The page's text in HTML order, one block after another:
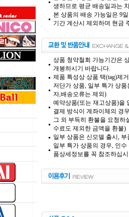
생하므로 평균 배송일과는
본 상품의 배송 가능일은 9
기간 계산시 제외하며 현금
상품 청약철회 가능기간은
개봉하시기 바랍니다.
제품 특성상 상품 택(tag)제
저단가 상품, 일부 특가 상
자,배송오류는 제외)
예약상품(또는 재고상품)을
결제 방식이 계좌이체의 경
그 외 부득히 환불을 요청하
수료도 제외한 금액을 환불)
일부 상품은 신모델 출시,
일부 특가 상품의 경우, 인
품상세정보를 꼭 참조하십